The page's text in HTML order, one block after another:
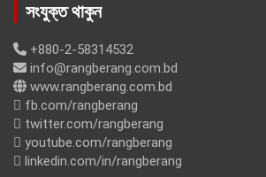
সংযুক্ত থাকুন
+880-2-58314532
info@rangberang.com.bd
www.rangberang.com.bd
fb.com/rangberang
twitter.com/rangberang
youtube.com/rangberang
linkedin.com/in/rangberang